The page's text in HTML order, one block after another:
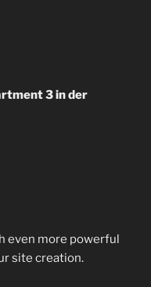
3 in der
even more powerful
site creation.